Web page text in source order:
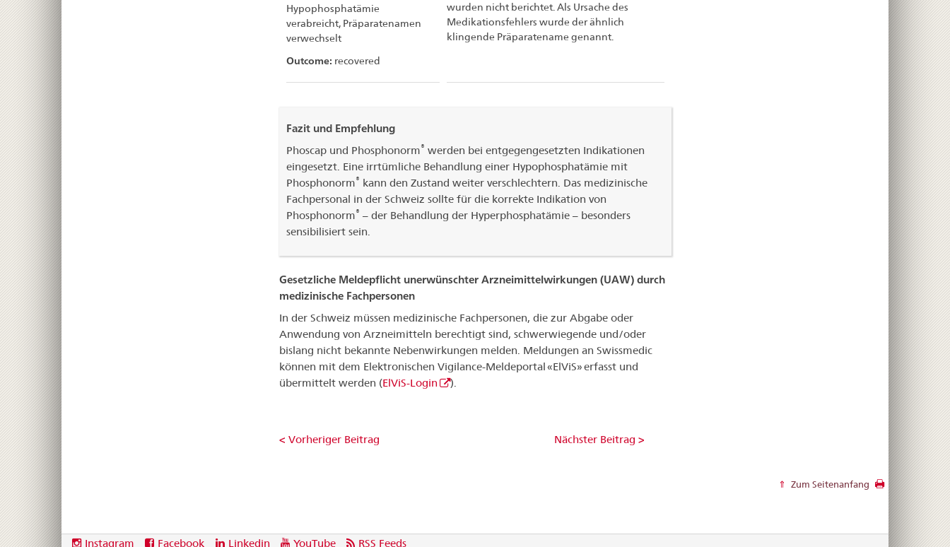
Hypophosphatämie
verabreicht, Präparatenamen
verwechselt
Outcome: recovered
wurden nicht berichtet. Als Ursache des
Medikationsfehlers wurde der ähnlich
klingende Präparatename genannt.
Fazit und Empfehlung
Phoscap und Phosphonorm® werden bei entgegengesetzten Indikationen
eingesetzt. Eine irrtümliche Behandlung einer Hypophosphatämie mit
Phosphonorm® kann den Zustand weiter verschlechtern. Das medizinische
Fachpersonal in der Schweiz sollte für die korrekte Indikation von
Phosphonorm® – der Behandlung der Hyperphosphatämie – besonders
sensibilisiert sein.
Gesetzliche Meldepflicht unerwünschter Arzneimittelwirkungen (UAW) durch
medizinische Fachpersonen
In der Schweiz müssen medizinische Fachpersonen, die zur Abgabe oder
Anwendung von Arzneimitteln berechtigt sind, schwerwiegende und/oder
bislang nicht bekannte Nebenwirkungen melden. Meldungen an Swissmedic
können mit dem Elektronischen Vigilance-Meldeportal «ElViS» erfasst und
übermittelt werden (ElViS-Login ).
< Vorheriger Beitrag Nächster Beitrag >
Zum Seitenanfang
Footer
SocialInstagram Facebook Linkedin YouTube RSS Feeds